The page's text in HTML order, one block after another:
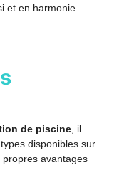
et en harmonie
de piscine , il
disponibles sur
avantages